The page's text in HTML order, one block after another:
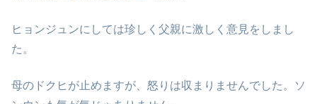
ヒョンジュンにしては珍しく父親に激しく意見をしまし
た。
母のドクヒが止めますが、怒りは収まりませんでした。ソ